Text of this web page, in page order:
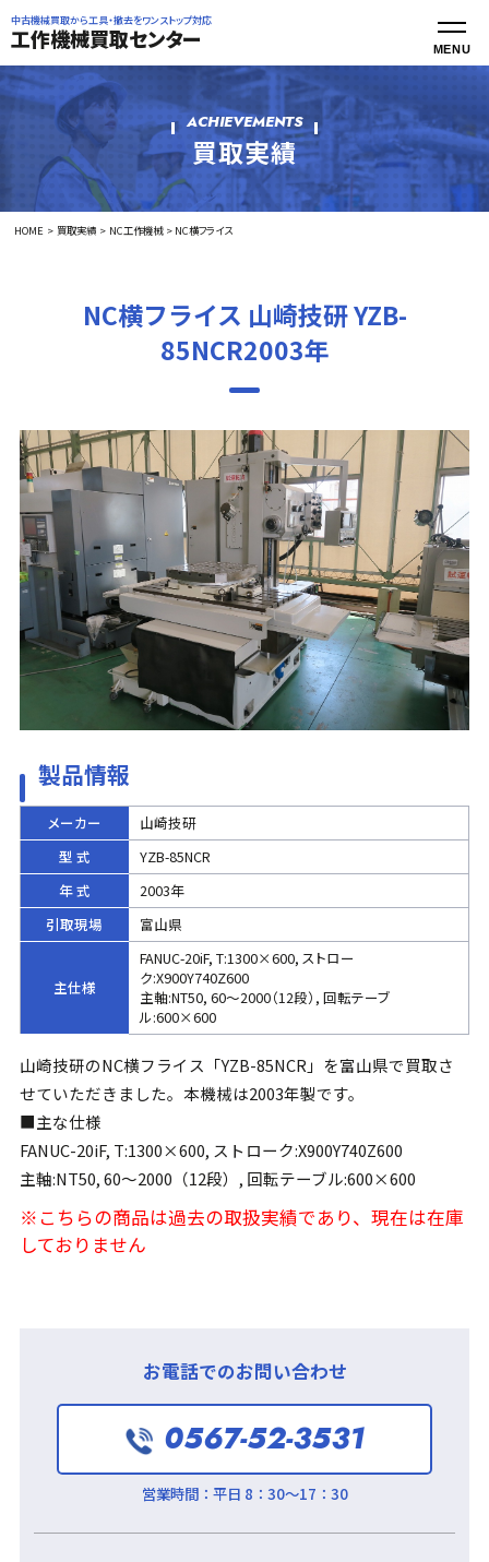
中古機械買取から工具・撤去をワンストップ対応
工作機械買取センター
ACHIEVEMENTS
買取実績
HOME 買取実績 NC工作機械 NC横フライス
NC横フライス 山崎技研 YZB-
85NCR2003年
製品情報
メーカー
山崎技研
型 式
YZB-85NCR
年 式
2003年
引取現場
富山県
主仕様
FANUC-20iF, T:1300×600, ストロー
ク:X900Y740Z600
主軸:NT50, 60～2000（12段）, 回転テーブ
ル:600×600
山崎技研のNC横フライス「YZB-85NCR」を富山県で買取さ
せていただきました。本機械は2003年製です。
■主な仕様
FANUC-20iF, T:1300×600, ストローク:X900Y740Z600
主軸:NT50, 60～2000（12段）, 回転テーブル:600×600
※こちらの商品は過去の取扱実績であり、現在は在庫
しておりません
お電話でのお問い合わせ
0567-52-3531
営業時間： 平日 8：30～17：30